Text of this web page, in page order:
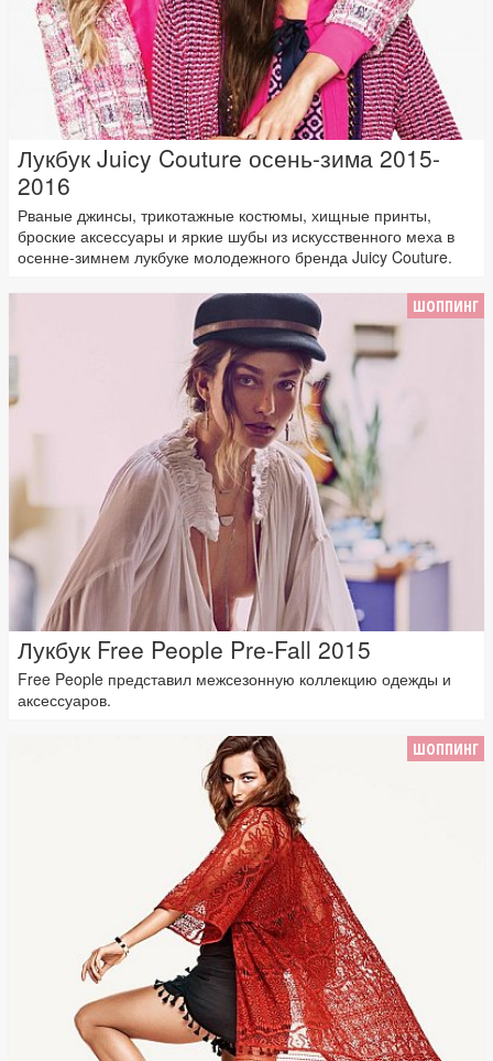
Лукбук Juicy Couture осень-зима 2015-
2016
Рваные джинсы, трикотажные костюмы, хищные принты,
броские аксессуары и яркие шубы из искусственного меха в
осенне-зимнем лукбуке молодежного бренда Juicy Couture.
ШОППИНГ
Лукбук Free People Pre-Fall 2015
Free People представил межсезонную коллекцию одежды и
аксессуаров.
ШОППИНГ